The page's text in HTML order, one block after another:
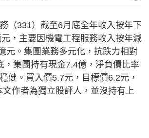
331）截至6月底全年收入按年下
，主要因機電工程服務收入按年減
元。集團業務多元化，抗跌力相對
，集團持有現金7.4億，淨負債比率
健。買入價5.7元，目標價6.2元，
文作者為獨立股評人，並沒持有上